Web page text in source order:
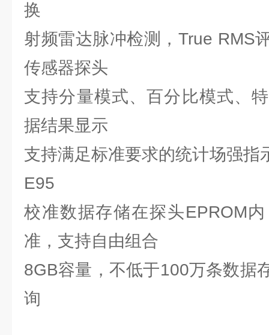
换
射频雷达脉冲检测，True RMS
传感器探头
支持分量模式、百分比模式、
据结果显示
支持满足标准要求的统计场强指
E95
校准数据存储在探头EPROM
准，支持自由组合
8GB容量，不低于100万条数据
询